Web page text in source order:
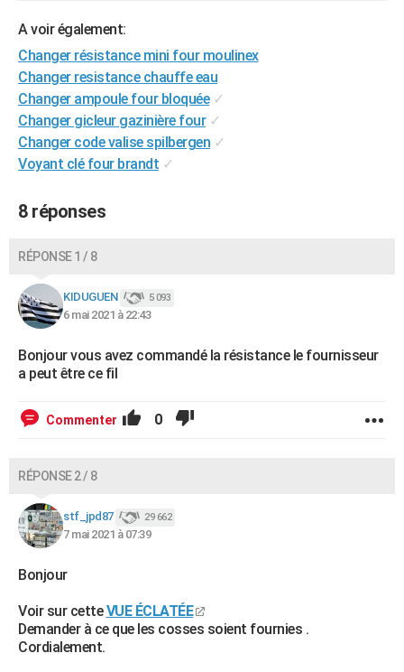
Destinations
City break
Voyage nature
Voyage de noces
Forum
Climat
+PHOTO
GUIDES D'ACHAT
BONS PLANS
CARTE DE VOEUX
Carte de Noël
Carte Bonne année
Carte Saint-Valentin
Carte Pâques
Carte d'anniversaire
Dictionnaire
Biographies
Citations
Expressions
Proverbes
PROGRAMME TV
COPAINS D'AVANT
S'inscrire
Se connecter
Lycées
Collèges
Primaires
Universités
Entreprises
Service militaire
Avis de recherche
AVIS DE DÉCÈS
FORUM
Bricolage
Lifestyle
Culture
Sport
Auto
Television
Voyage
Cinema
A voir également:
Changer résistance mini four moulinex
Changer resistance chauffe eau
Changer ampoule four bloquée ✓
Changer gicleur gazinière four ✓
Changer code valise spilbergen ✓
Voyant clé four brandt ✓
8 réponses
RÉPONSE 1 / 8
KIDUGUEN 5 093
6 mai 2021 à 22:43
Bonjour vous avez commandé la résistance le fournisseur
a peut être ce fil
Commenter 0
RÉPONSE 2 / 8
stf_jpd87 29 662
7 mai 2021 à 07:39
Bonjour
Voir sur cetteVUE ÉCLATÉE
Demander à ce que les cosses soient fournies .
Cordialement.